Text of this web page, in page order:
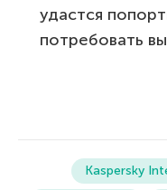
удастся
потребовать
Kaspersky